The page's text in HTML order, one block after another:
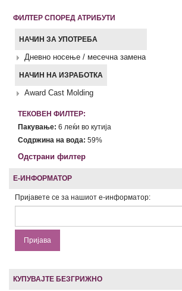
ФИЛТЕР СПОРЕД АТРИБУТИ
НАЧИН ЗА УПОТРЕБА
Дневно носење / месечна замена
НАЧИН НА ИЗРАБОТКА
Award Cast Molding
ТЕКОВЕН ФИЛТЕР:
Пакување: 6 леќи во кутија
Содржина на вода: 59%
Одстрани филтер
Е-ИНФОРМАТОР
Пријавете се за нашиот е-информатор:
КУПУВАЈТЕ БЕЗГРИЖНО